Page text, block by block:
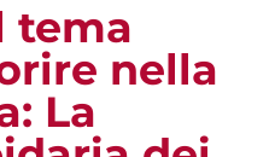
tema
nella
La